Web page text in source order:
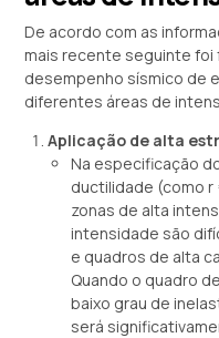
De acordo com as
mais recente seguinte
desempenho sísmico de
diferentes áreas de
Aplicação de alta
Na especificação
ductilidade (como
zonas de alta
intensidade são
e quadros de alta
Quando o quadro
baixo grau de
será